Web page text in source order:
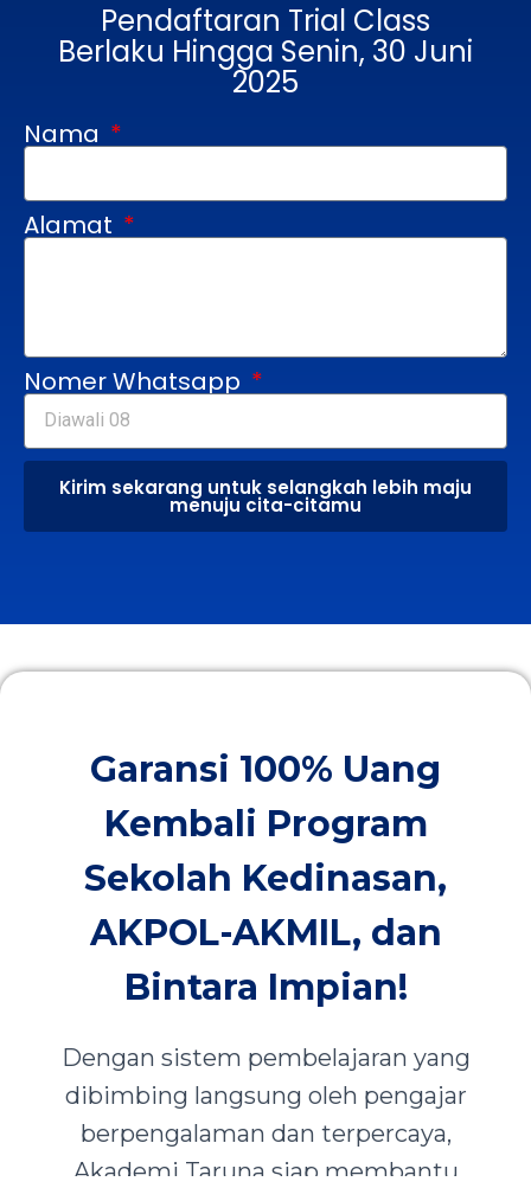
Pendaftaran Trial Class
Berlaku Hingga Senin, 30 Juni
2025
Nama
Alamat
Nomer Whatsapp
Kirim sekarang untuk selangkah lebih maju
menuju cita-citamu
Garansi 100% Uang
Kembali Program
Sekolah Kedinasan,
AKPOL-AKMIL, dan
Bintara Impian!
Dengan sistem pembelajaran yang
dibimbing langsung oleh pengajar
berpengalaman dan terpercaya,
Akademi Taruna siap membantu